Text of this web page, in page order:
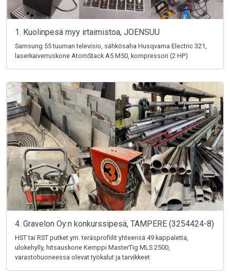
1. Kuolinpesä myy irtaimistoa, JOENSUU
Samsung 55 tuuman televisio, sähkösaha Husqvarna Electric 321,
laserkaiverruskone AtomStack A5 M50, kompressori (2 HP)
4. Gravelon Oy:n konkurssipesä, TAMPERE (3254424-8)
HST tai RST putket ym. teräsprofiilit yhteensä 49 kappaletta,
ulokehylly, hitsauskone Kemppi MasterTig MLS 2500,
varastohuoneessa olevat työkalut ja tarvikkeet